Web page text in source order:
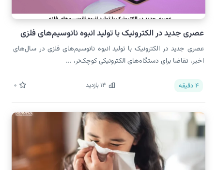
عصری جدید در الکترونیک با تولید انبوه نانوسیم‌های فلزی
عصری جدید در الکترونیک با تولید انبوه نانوسیم‌های فلزی در سال‌های
اخیر، تقاضا برای دستگاه‌های الکترونیکی کوچک‌تر، ...
4 دقیقه 14 بازدید 0